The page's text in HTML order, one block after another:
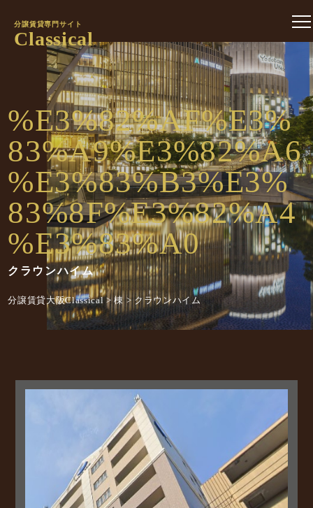
分譲賃貸専門サイト
Classical
%E3%82%AF%E3%
83%A9%E3%82%A6
%E3%83%B3%E3%
83%8F%E3%82%A4
%E3%83%A0
クラウンハイム
分譲賃貸大阪Classical>棟> クラウンハイム